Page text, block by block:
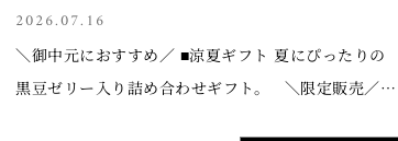
2026.07.16
＼御中元におすすめ／ ■涼夏ギフト 夏にぴったりの
黒豆ゼリー入り詰め合わせギフト。 ＼限定販売／ ■